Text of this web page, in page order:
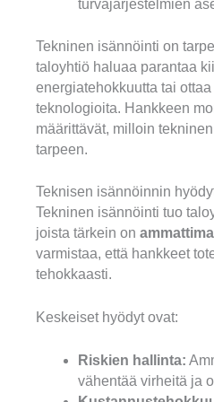
turvajärjestelmien
Tekninen isännöinti on
taloyhtiö haluaa parantaa
energiatehokkuutta tai
teknologioita. Hankkeen
määrittävät, milloin
tarpeen.
Teknisen isännöinnin
Tekninen isännöinti tuo
joista tärkein on
varmistaa, että hankkeet
tehokkaasti.
Keskeiset hyödyt ovat:
Riskien hallinta:
vähentää virheitä ja